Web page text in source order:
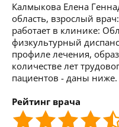
Калмыкова Елена
область, взрослый
работает в клинике:
физкультурный
профиле лечения,
количестве лет
пациентов - даны ниже.
Рейтинг врача